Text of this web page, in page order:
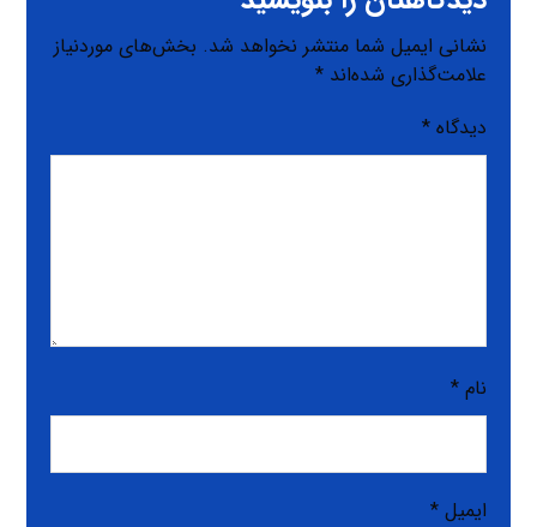
نشانی ایمیل شما منتشر نخواهد شد. بخش‌های موردنیاز
علامت‌گذاری شده‌اند*
دیدگاه*
نام*
ایمیل*